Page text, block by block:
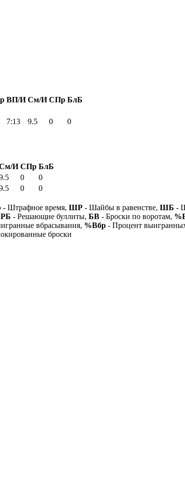
ВП/И См/И СПр БлБ
7:13 9.5 0 0
И СПр БлБ
0
0
0
0
- Штрафное время, ШР - Шайбы в равенстве, ШБ -
РБ - Решающие буллиты, БВ - Броски по воротам,
вбрасывания, %Вбр - Процент
броски